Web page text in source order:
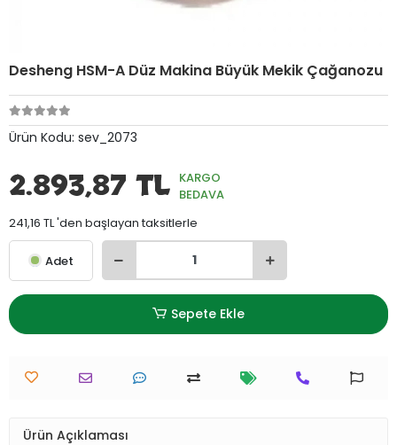
Desheng HSM-A Düz Makina Büyük Mekik Çağanozu
Ürün Kodu: sev_2073
2.893,87 TL KARGO
BEDAVA
241,16 TL 'den başlayan taksitlerle
Adet
Sepete Ekle
Ürün Açıklaması